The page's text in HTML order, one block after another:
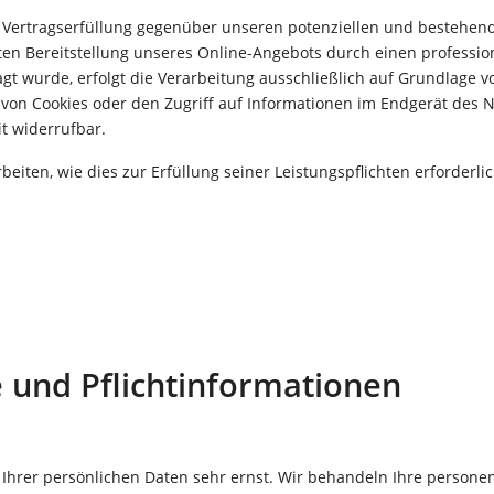
gegenüber unseren potenziellen und
Bereitstellung unseres Online-Angebots durch einen
wurde, erfolgt die Verarbeitung ausschließlich auf Grundlage
Cookies oder den Zugriff auf Informationen im Endgerät des
widerrufbar.
wie dies zur Erfüllung seiner Leistungspflichten
und Pflicht­informationen
persönlichen Daten sehr ernst. Wir behandeln Ihre